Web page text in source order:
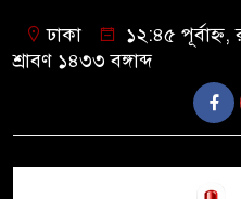
ঢাকা
১২:৪৫
শ্রাবণ ১৪৩৩ বঙ্গাব্দ